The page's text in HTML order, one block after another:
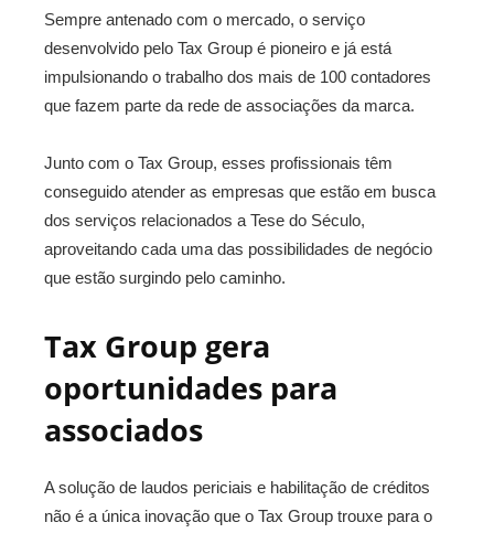
Sempre antenado com o mercado, o serviço
desenvolvido pelo Tax Group é pioneiro e já está
impulsionando o trabalho dos mais de 100 contadores
que fazem parte da rede de associações da marca.
Junto com o Tax Group, esses profissionais têm
conseguido atender as empresas que estão em busca
dos serviços relacionados a Tese do Século,
aproveitando cada uma das possibilidades de negócio
que estão surgindo pelo caminho.
Tax Group gera
oportunidades para
associados
A solução de laudos periciais e habilitação de créditos
não é a única inovação que o Tax Group trouxe para o